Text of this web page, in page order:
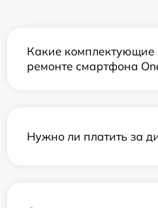
Какие комплектующие
ремонте смартфона
Нужно ли платить за